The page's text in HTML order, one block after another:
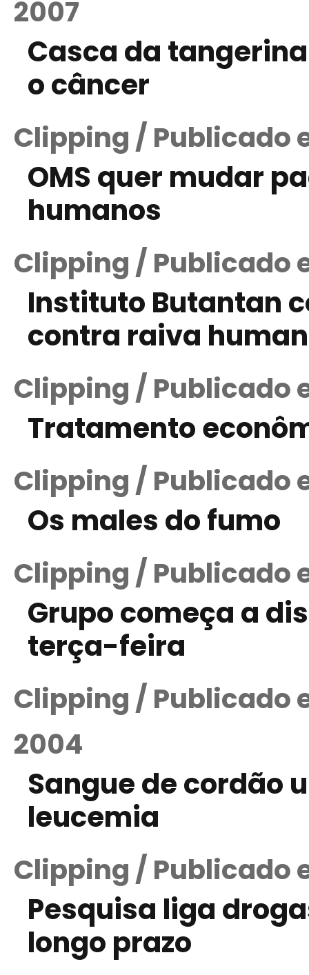
2007
Casca da
o câncer
Clipping / Publicado
OMS quer mudar
humanos
Clipping / Publicado
Instituto Butantan
contra raiva
Clipping / Publicado
Tratamento
Clipping / Publicado
Os males do fumo
Clipping / Publicado
Grupo começa a
terça-feira
Clipping / Publicado
2004
Sangue de cordão
leucemia
Clipping / Publicado
Pesquisa liga
longo prazo